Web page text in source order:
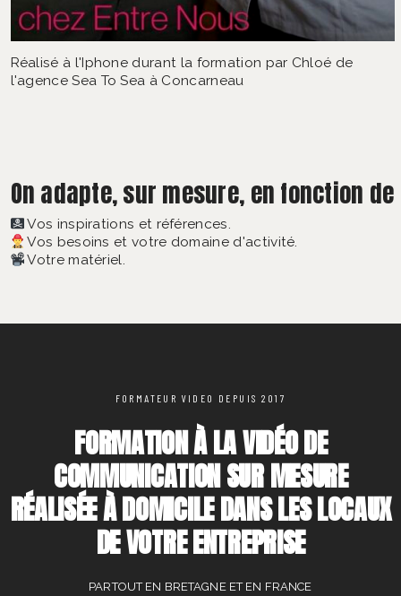
Réalisé à l'Iphone durant la formation par Chloé de
l'agence Sea To Sea à Concarneau
On adapte, sur mesure, en fonction de
Vos inspirations et références.
Vos besoins et votre domaine d'activité.
Votre matériel.
FORMATEUR VIDEO DEPUIS 2017
FORMATION À LA VIDÉO DE
COMMUNICATION SUR MESURE
RÉALISÉE À DOMICILE DANS LES LOCAUX
DE VOTRE ENTREPRISE
PARTOUT EN BRETAGNE ET EN FRANCE